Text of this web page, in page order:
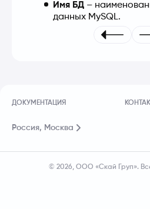
Имя БД –
данных MySQL.
© 2026, ООО «Скай Груп».
ДОКУМЕНТАЦИЯ
Россия, Москва